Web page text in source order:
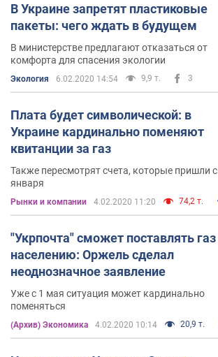
В Украине запретят пластиковые
пакеты: чего ждать в будущем
В министерстве предлагают отказаться от
комфорта для спасения экологии
Экология 6.02.2020 14:54 9,9 т. 3
Плата будет символической: в
Украине кардинально поменяют
квитанции за газ
Также пересмотрят счета, которые пришли с
января
Рынки и компании 4.02.2020 11:20 74,2 т.
"Укрпочта" сможет поставлять газ
населению: Оржель сделал
неоднозначное заявление
Уже с 1 мая ситуация может кардинально
поменяться
(Архив) Экономика 4.02.2020 10:14 20,9 т.